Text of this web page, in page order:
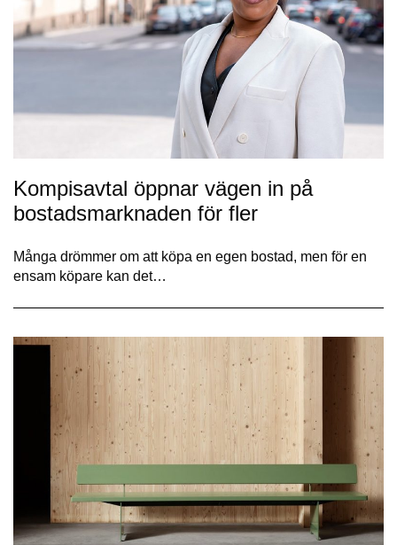
Kompisavtal öppnar vägen in på
bostadsmarknaden för fler
Många drömmer om att köpa en egen bostad, men för en
ensam köpare kan det…